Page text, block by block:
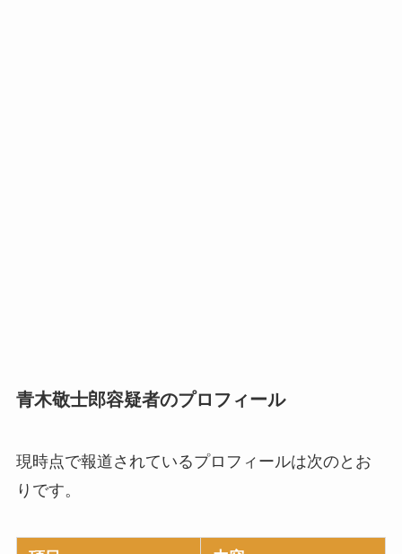
青木敬士郎容疑者のプロフィール
現時点で報道されているプロフィールは次のとお
りです。